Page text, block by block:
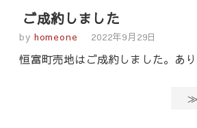
ご成約しました
by homeone 2022年9月29日
恒富町売地はご成約しました。あ
≫